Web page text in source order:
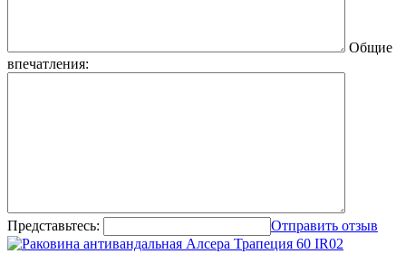
Общие
впечатления:
Представьтесь: Отправить отзыв